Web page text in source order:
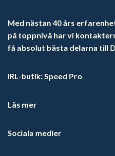
Med nästan 40 års
på toppnivå har vi
få absolut bästa delarna till
IRL-butik: Speed Pro
Läs mer
Sociala medier